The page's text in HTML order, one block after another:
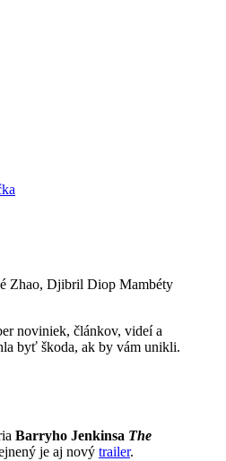
Zhao, Djibril Diop Mambéty
noviniek, článkov, videí a
byť škoda, ak by vám unikli.
Barryho Jenkinsa The
je aj nový trailer.